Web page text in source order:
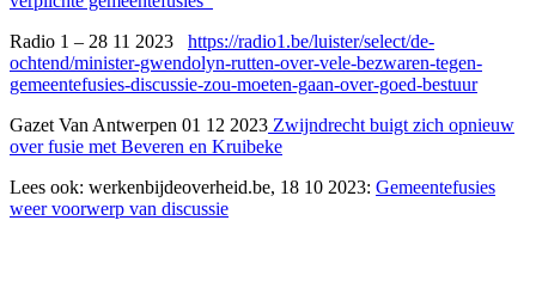
Radio 1 – 28 11 2023 https://radio1.be/luister/select/de-
ochtend/minister-gwendolyn-rutten-over-vele-bezwaren-tegen-
gemeentefusies-discussie-zou-moeten-gaan-over-goed-bestuur
Gazet Van Antwerpen 01 12 2023 Zwijndrecht buigt zich opnieuw
over fusie met Beveren en Kruibeke
Lees ook: werkenbijdeoverheid.be, 18 10 2023: Gemeentefusies
weer voorwerp van discussie